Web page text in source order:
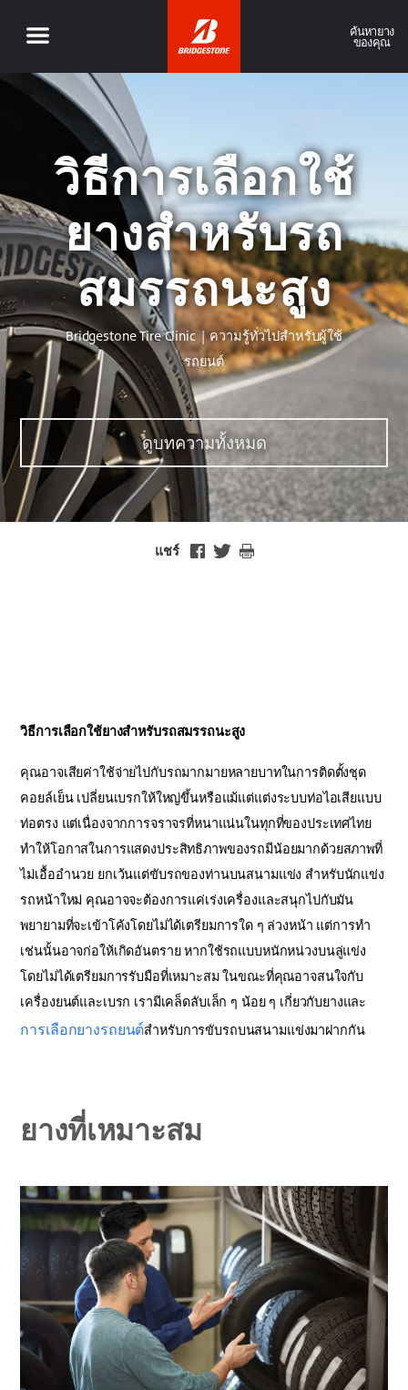
ค้นหายาง
ของคุณ
วิธีการเลือกใช้
ยางสำหรับรถ
สมรรถนะสูง
Bridgestone Tire Clinic | ความรู้ทั่วไปสำหรับผู้ใช้
รถยนต์
ดูบทความทั้งหมด
แชร์
วิธีการเลือกใช้ยางสำหรับรถสมรรถนะสูง
คุณอาจเสียค่าใช้จ่ายไปกับรถมากมายหลายบาทในการติดตั้งชุด
คอยล์เย็น เปลี่ยนเบรกให้ใหญ่ขึ้นหรือแม้แต่แต่งระบบท่อไอเสียแบบ
ท่อตรง แต่เนื่องจากการจราจรที่หนาแน่นในทุกที่ของประเทศไทย
ทำให้โอกาสในการแสดงประสิทธิภาพของรถมีน้อยมากด้วยสภาพที่
ไม่เอื้ออำนวย ยกเว้นแต่ขับรถของท่านบนสนามแข่ง สำหรับนักแข่ง
รถหน้าใหม่ คุณอาจจะต้องการแค่เร่งเครื่องและสนุกไปกับมัน
พยายามที่จะเข้าโค้งโดยไม่ได้เตรียมการใด ๆ ล่วงหน้า แต่การทำ
เช่นนั้นอาจก่อให้เกิดอันตราย หากใช้รถแบบหนักหน่วงบนลู่แข่ง
โดยไม่ได้เตรียมการรับมือที่เหมาะสม ในขณะที่คุณอาจสนใจกับ
เครื่องยนต์และเบรก เรามีเคล็ดลับเล็ก ๆ น้อย ๆ เกี่ยวกับยางและ
การเลือกยางรถยนต์สำหรับการขับรถบนสนามแข่งมาฝากกัน
ยางที่เหมาะสม